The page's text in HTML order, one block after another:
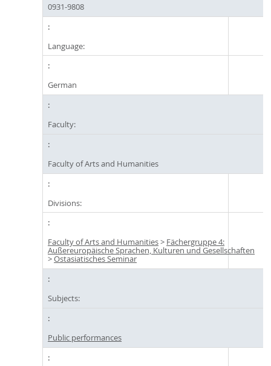
0931-9808
Language:
German
Faculty:
Faculty of Arts and Humanities
Divisions:
Faculty of Arts and Humanities> Fächergruppe 4:
Außereuropäische Sprachen, Kulturen und Gesellschaften
>Ostasiatisches Seminar
Subjects:
Public performances